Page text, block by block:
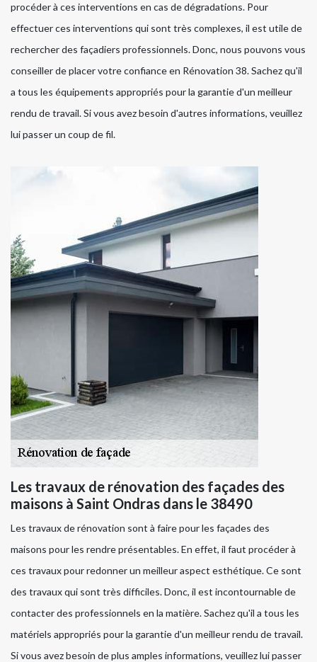
procéder à ces interventions en cas de dégradations. Pour
effectuer ces interventions qui sont très complexes, il est utile de
rechercher des façadiers professionnels. Donc, nous pouvons vous
conseiller de placer votre confiance en Rénovation 38. Sachez qu'il
a tous les équipements appropriés pour la garantie d'un meilleur
rendu de travail. Si vous avez besoin d'autres informations, veuillez
lui passer un coup de fil.
Les travaux de rénovation des façades des
maisons à Saint Ondras dans le 38490
Les travaux de rénovation sont à faire pour les façades des
maisons pour les rendre présentables. En effet, il faut procéder à
ces travaux pour redonner un meilleur aspect esthétique. Ce sont
des travaux qui sont très difficiles. Donc, il est incontournable de
contacter des professionnels en la matière. Sachez qu'il a tous les
matériels appropriés pour la garantie d'un meilleur rendu de travail.
Si vous avez besoin de plus amples informations, veuillez lui passer